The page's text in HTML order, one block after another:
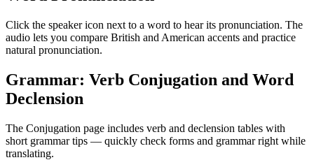
Click the speaker icon next to a word to hear its pronunciation. The
audio lets you compare British and American accents and practice
natural pronunciation.
Grammar: Verb Conjugation and Word
Declension
The Conjugation page includes verb and declension tables with
short grammar tips — quickly check forms and grammar right while
translating.